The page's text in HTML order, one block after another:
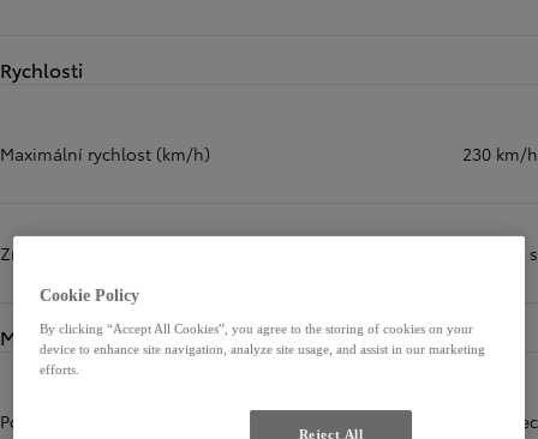
Rychlosti
Maximální rychlost (km/h) 230 km/h
Zrychlení z 0 na 100 km/h (s) 5,2 s
Motory
Počet válců Řadový 3válec
Cookie Policy
By clicking “Accept All Cookies”, you agree to the storing of cookies on your
device to enhance site navigation, analyze site usage, and assist in our marketing
efforts.
Reject All